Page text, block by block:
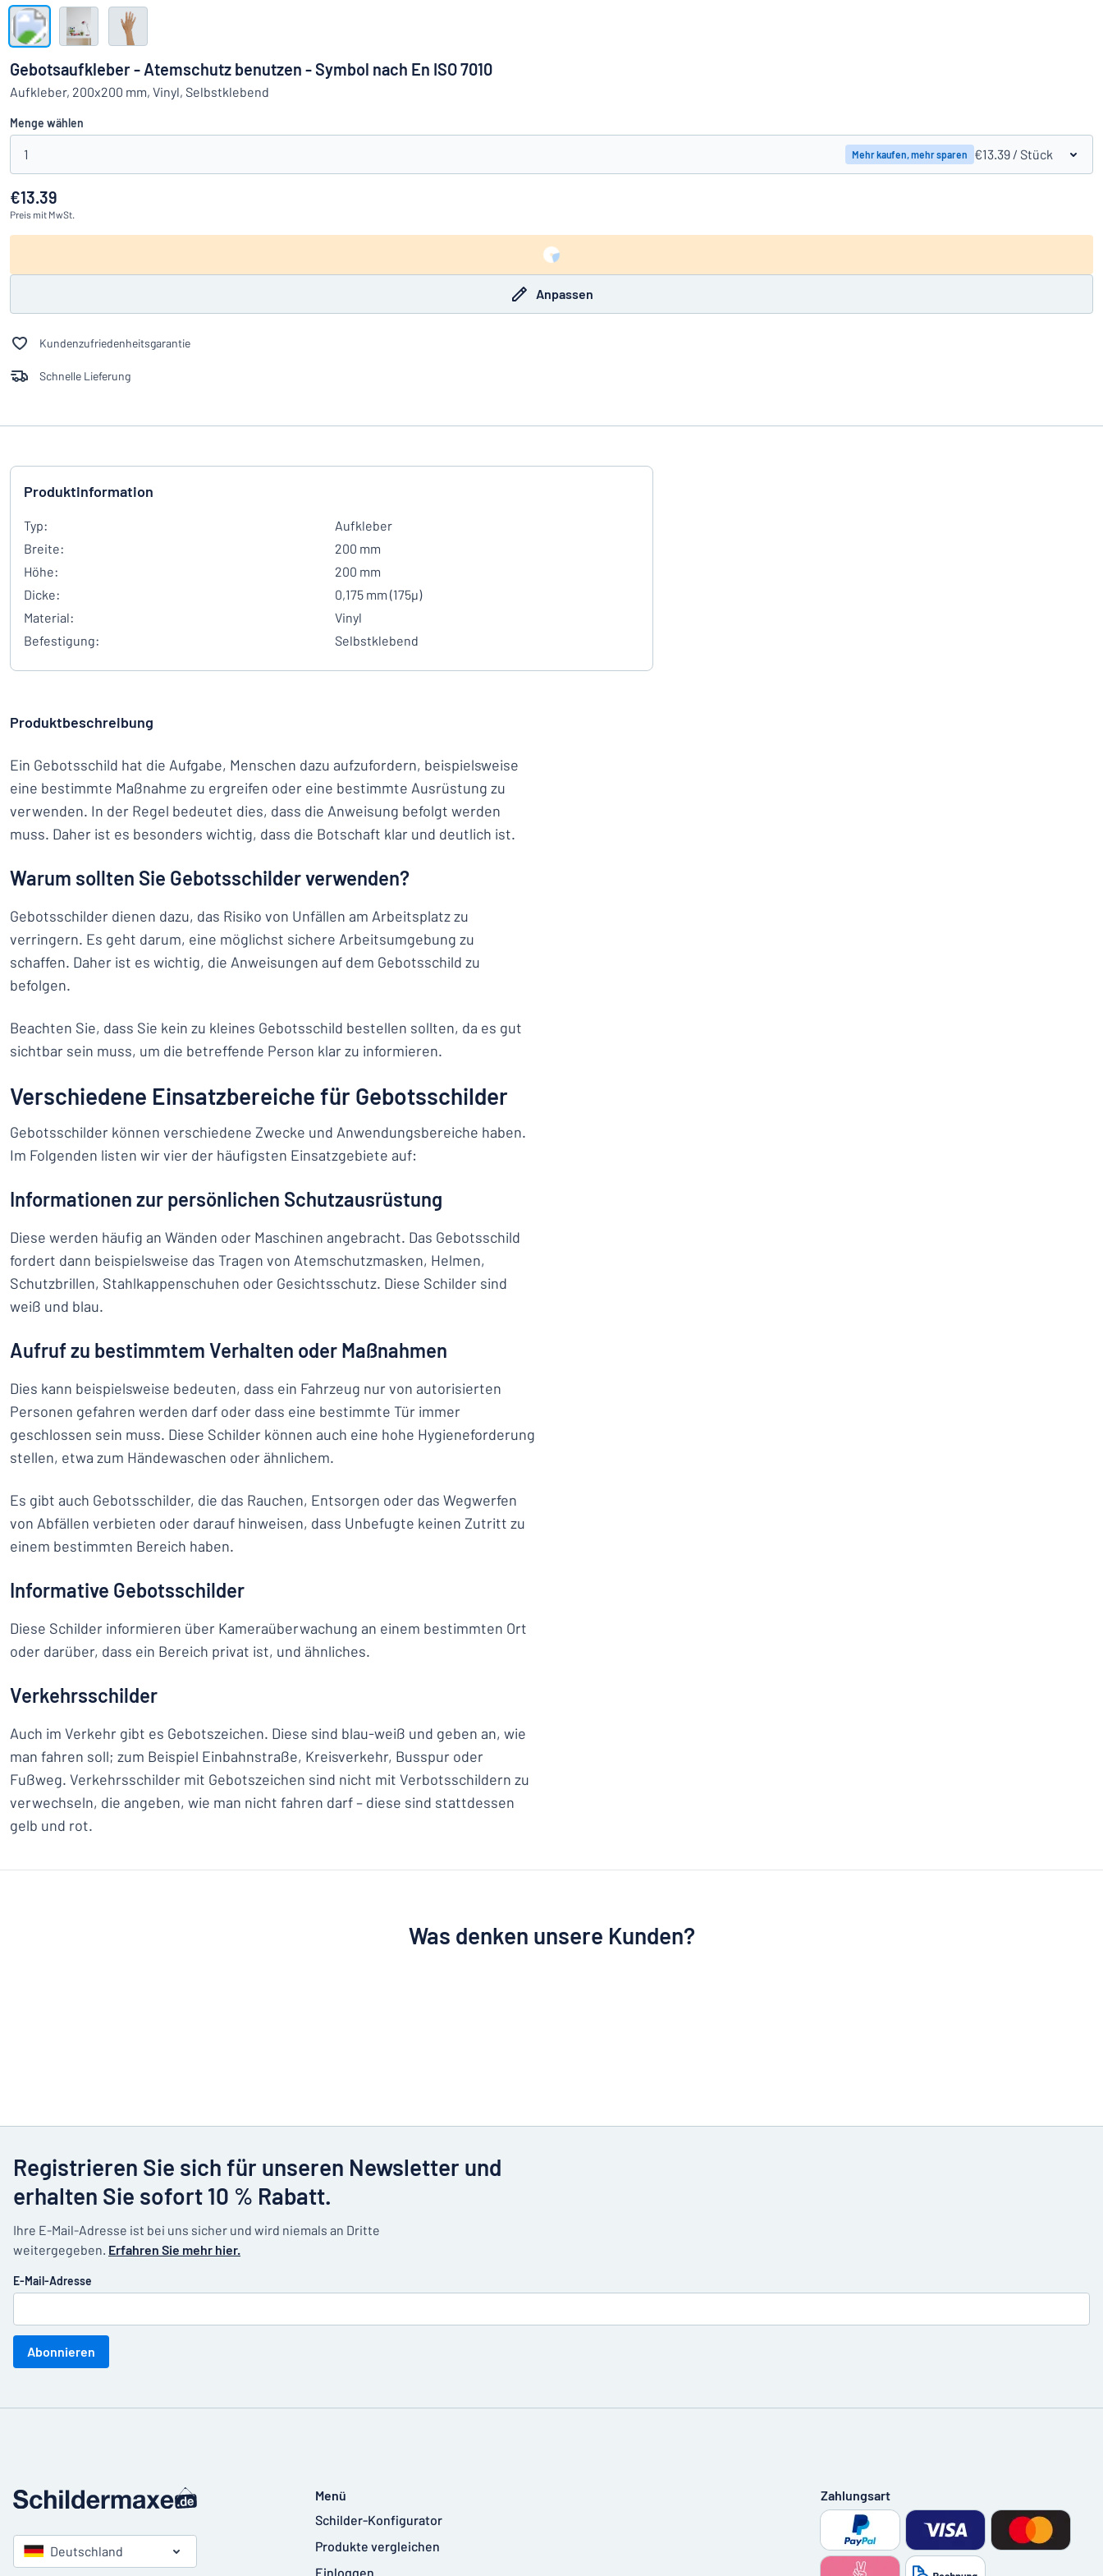
Alle Kategorien anzeigen
Einloggen
Kundenservice
Privat
Gebotsaufkleber - Atemschutz benutzen - Symbol nach En ISO 7010
Aufkleber, 200x200 mm, Vinyl, Selbstklebend
Menge wählen
1 Mehr kaufen, mehr sparen €13.39 / Stück
€13.39
Preis mit MwSt.
Anpassen
Kundenzufriedenheitsgarantie
Schnelle Lieferung
Produktinformation
Typ:
Aufkleber
Breite:
200 mm
Höhe:
200 mm
Dicke:
0,175 mm (175µ)
Material:
Vinyl
Befestigung:
Selbstklebend
Produktbeschreibung
Ein Gebotsschild hat die Aufgabe, Menschen dazu aufzufordern, beispielsweise
eine bestimmte Maßnahme zu ergreifen oder eine bestimmte Ausrüstung zu
verwenden. In der Regel bedeutet dies, dass die Anweisung befolgt werden
muss. Daher ist es besonders wichtig, dass die Botschaft klar und deutlich ist.
Warum sollten Sie Gebotsschilder verwenden?
Gebotsschilder dienen dazu, das Risiko von Unfällen am Arbeitsplatz zu
verringern. Es geht darum, eine möglichst sichere Arbeitsumgebung zu
schaffen. Daher ist es wichtig, die Anweisungen auf dem Gebotsschild zu
befolgen.
Beachten Sie, dass Sie kein zu kleines Gebotsschild bestellen sollten, da es gut
sichtbar sein muss, um die betreffende Person klar zu informieren.
Verschiedene Einsatzbereiche für Gebotsschilder
Gebotsschilder können verschiedene Zwecke und Anwendungsbereiche haben.
Im Folgenden listen wir vier der häufigsten Einsatzgebiete auf:
Informationen zur persönlichen Schutzausrüstung
Diese werden häufig an Wänden oder Maschinen angebracht. Das Gebotsschild
fordert dann beispielsweise das Tragen von Atemschutzmasken, Helmen,
Schutzbrillen, Stahlkappenschuhen oder Gesichtsschutz. Diese Schilder sind
weiß und blau.
Aufruf zu bestimmtem Verhalten oder Maßnahmen
Dies kann beispielsweise bedeuten, dass ein Fahrzeug nur von autorisierten
Personen gefahren werden darf oder dass eine bestimmte Tür immer
geschlossen sein muss. Diese Schilder können auch eine hohe Hygieneforderung
stellen, etwa zum Händewaschen oder ähnlichem.
Es gibt auch Gebotsschilder, die das Rauchen, Entsorgen oder das Wegwerfen
von Abfällen verbieten oder darauf hinweisen, dass Unbefugte keinen Zutritt zu
einem bestimmten Bereich haben.
Informative Gebotsschilder
Diese Schilder informieren über Kameraüberwachung an einem bestimmten Ort
oder darüber, dass ein Bereich privat ist, und ähnliches.
Verkehrsschilder
Auch im Verkehr gibt es Gebotszeichen. Diese sind blau-weiß und geben an, wie
man fahren soll; zum Beispiel Einbahnstraße, Kreisverkehr, Busspur oder
Fußweg. Verkehrsschilder mit Gebotszeichen sind nicht mit Verbotsschildern zu
verwechseln, die angeben, wie man nicht fahren darf – diese sind stattdessen
gelb und rot.
Was denken unsere Kunden?
Registrieren Sie sich für unseren Newsletter und
erhalten Sie sofort 10 % Rabatt.
Ihre E-Mail-Adresse ist bei uns sicher und wird niemals an Dritte
weitergegeben. Erfahren Sie mehr hier.
E-Mail-Adresse
Abonnieren
Deutschland
Menü
Schilder-Konfigurator
Produkte vergleichen
Einloggen
Zahlungsart